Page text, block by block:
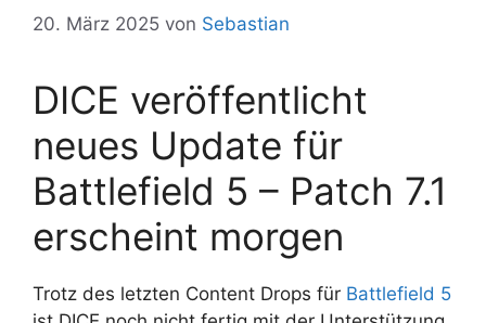
20. März 2025 von Sebastian
DICE veröffentlicht
neues Update für
Battlefield 5 – Patch 7.1
erscheint morgen
Trotz des letzten Content Drops für Battlefield 5